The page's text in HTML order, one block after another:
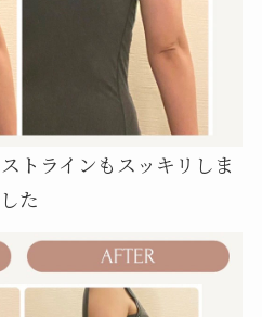
トラインもスッキリしま
した